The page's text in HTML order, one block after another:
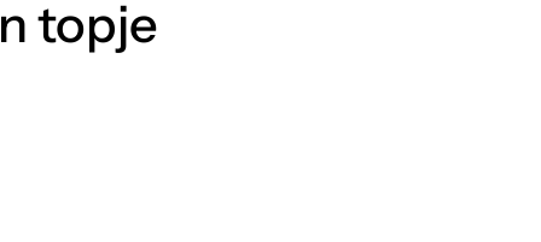
topje